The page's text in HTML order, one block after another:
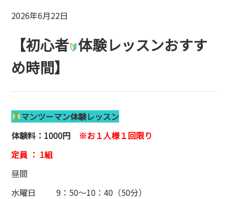
2026年6月22日
【初心者 体験レッスンおすす
め時間】
マンツーマン体験レッスン
体験料：1000円 ※お１人様１回限り
定員 ： 1組
昼間
水曜日 9：50～10：40（50分）